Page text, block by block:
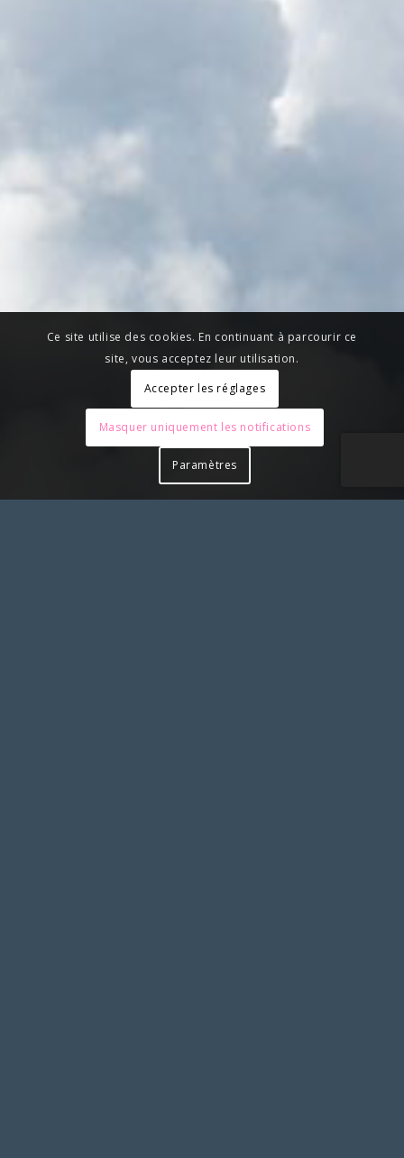
Ce site utilise des cookies. En continuant à parcourir ce
site, vous acceptez leur utilisation.
Accepter les réglages
Masquer uniquement les notifications
Paramètres